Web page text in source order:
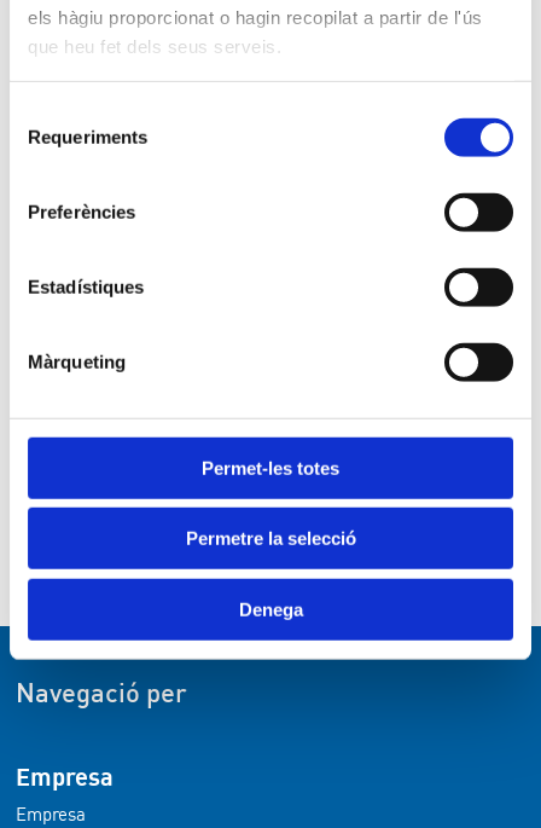
els hàgiu proporcionat o hagin recopilat a partir de l'ús
que heu fet dels seus serveis.
Requeriments
Preferències
Estadístiques
Màrqueting
Permet-les totes
Permetre la selecció
Denega
2025-05-22
Canvis en la situació de sequera.
2025
2023
2021
2019
Navegació per
Empresa
Empresa